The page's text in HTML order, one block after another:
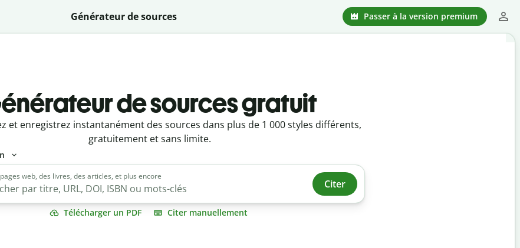
Générateur de sources Passer à la version premium
de sources gratuit
et enregistrez instantanément des sources dans plus de 1 000 styles différents,
gratuitement et sans limite.
web, des livres, des articles, et plus encore
Citer
Télécharger un PDF Citer manuellement